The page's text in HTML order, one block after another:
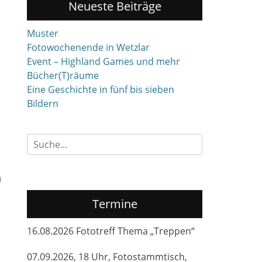
Neueste Beiträge
Muster
Fotowochenende in Wetzlar
Event – Highland Games und mehr
Bücher(T)räume
Eine Geschichte in fünf bis sieben
Bildern
Suchen
nach:
Termine
16.08.2026 Fototreff Thema „Treppen“
07.09.2026, 18 Uhr, Fotostammtisch,